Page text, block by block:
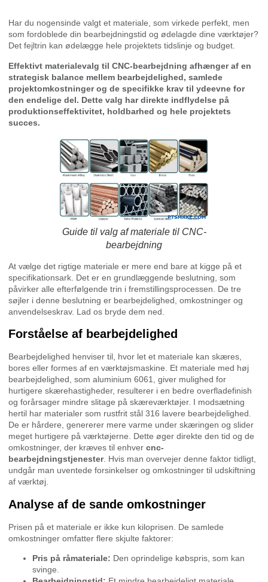
Har du nogensinde valgt et materiale, som virkede perfekt, men
som fordoblede din bearbejdningstid og ødelagde dine værktøjer?
Det fejltrin kan ødelægge hele projektets tidslinje og budget.
Effektivt materialevalg til CNC-bearbejdning afhænger af en
strategisk balance mellem bearbejdelighed, samlede
projektomkostninger og de specifikke krav til ydeevne for
den endelige del. Dette valg har direkte indflydelse på
produktionseffektivitet, holdbarhed og hele projektets
succes.
Guide til valg af materiale til CNC-
bearbejdning
At vælge det rigtige materiale er mere end bare at kigge på et
specifikationsark. Det er en grundlæggende beslutning, som
påvirker alle efterfølgende trin i fremstillingsprocessen. De tre
søjler i denne beslutning er bearbejdelighed, omkostninger og
anvendelseskrav. Lad os bryde dem ned.
Forståelse af bearbejdelighed
Bearbejdelighed henviser til, hvor let et materiale kan skæres,
bores eller formes af en værktøjsmaskine. Et materiale med høj
bearbejdelighed, som aluminium 6061, giver mulighed for
hurtigere skærehastigheder, resulterer i en bedre overfladefinish
og forårsager mindre slitage på skæreværktøjer. I modsætning
hertil har materialer som rustfrit stål 316 lavere bearbejdelighed.
De er hårdere, genererer mere varme under skæringen og slider
meget hurtigere på værktøjerne. Dette øger direkte den tid og de
omkostninger, der kræves til enhver cnc-
bearbejdningstjenester. Hvis man overvejer denne faktor tidligt,
undgår man uventede forsinkelser og omkostninger til udskiftning
af værktøj.
Analyse af de sande omkostninger
Prisen på et materiale er ikke kun kiloprisen. De samlede
omkostninger omfatter flere skjulte faktorer:
Pris på råmateriale: Den oprindelige købspris, som kan
svinge.